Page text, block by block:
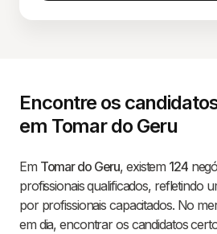
Encontre os
em Tomar do Geru
Em Tomar do Geru, existem 124
profissionais qualificados, refletindo
por profissionais capacitados. No
em dia, encontrar os candidatos